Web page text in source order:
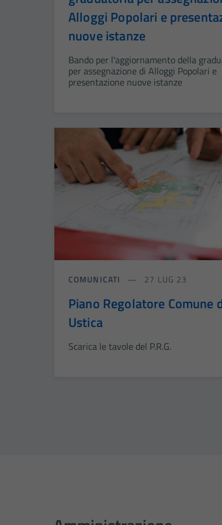
Alloggi Popolari e
nuove istanze
Bando per l'aggiornamento della
per assegnazione di Alloggi Popolari e
presentazione nuove istanze
COMUNICATI 27 LUG 23
Piano Regolatore Comune
Ustica
Scarica le tavole del P.R.G.